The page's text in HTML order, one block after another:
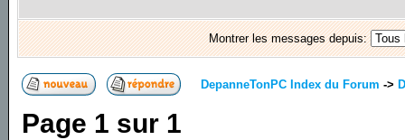
Montrer les messages depuis:
DepanneTonPC Index du Forum ->
Page 1 sur 1